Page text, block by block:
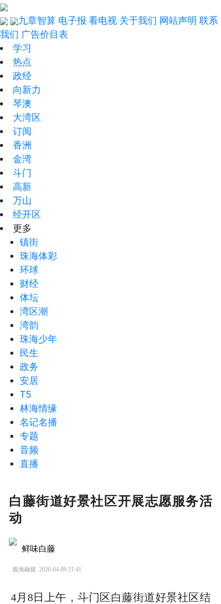
九章智算 电子报 看电视 关于我们 网站声明 联系
我们 广告价目表
学习
热点
政经
向新力
琴澳
大湾区
订阅
香洲
金湾
斗门
高新
万山
经开区
更多
镇街
珠海体彩
环球
财经
体坛
湾区潮
湾韵
珠海少年
民生
政务
安居
T5
林海情缘
名记名播
专题
音频
直播
白藤街道好景社区开展志愿服务活
动
鲜味白藤
观海融媒 2026-04-09 21:41
4月8日上午，斗门区白藤街道好景社区结